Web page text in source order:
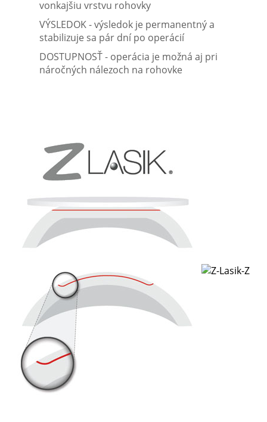
vonkajšiu vrstvu rohovky
VÝSLEDOK - výsledok je permanentný a
stabilizuje sa pár dní po operácií
DOSTUPNOSŤ - operácia je možná aj pri
náročných nálezoch na rohovke